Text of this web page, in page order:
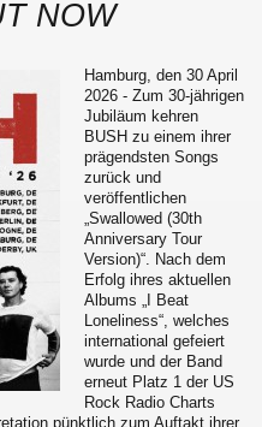
NOW
Hamburg, den 30 April
2026 - Zum 30-jährigen
Jubiläum kehren
BUSH zu einem ihrer
prägendsten Songs
zurück und
veröffentlichen
„Swallowed (30th
Anniversary Tour
Version)“. Nach dem
Erfolg ihres aktuellen
Albums „I Beat
Loneliness“, welches
international gefeiert
wurde und der Band
erneut Platz 1 der US
Rock Radio Charts
pünktlich zum Auftakt ihrer